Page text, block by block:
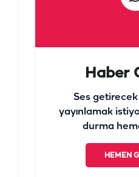
Haber
Ses
yayınlamak
durma
HEMEN